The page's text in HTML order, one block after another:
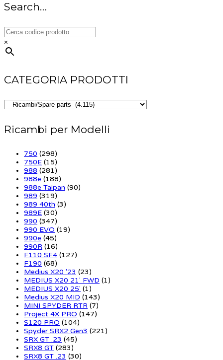
Search…
×
CATEGORIA PRODOTTI
Ricambi per Modelli
750 (298)
750E (15)
988 (281)
988e (188)
988e Taipan (90)
989 (319)
989 40th (3)
989E (30)
990 (347)
990 EVO (19)
990e (45)
990R (16)
F110 SF4 (127)
F190 (68)
Medius X20 '23 (23)
MEDIUS X20 21' FWD (1)
MEDIUS X20 25' (1)
Medius X20 MID (143)
MINI SPYDER RTR (7)
Project 4X PRO (147)
S120 PRO (104)
Spyder SRX2 Gen3 (221)
SRX GT .23 (45)
SRX8 GT (283)
SRX8 GT .23 (30)